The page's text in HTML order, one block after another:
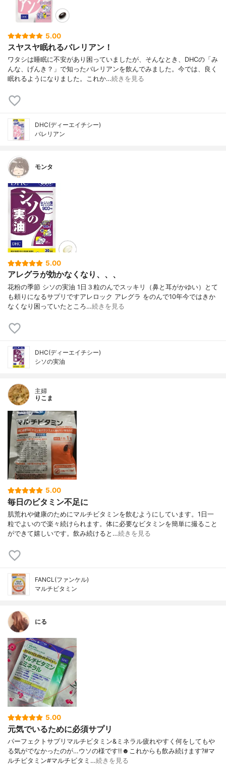
5.00
スヤスヤ眠れるバレリアン！
ワタシは睡眠に不安があり困っていましたが、そんなとき、DHCの「み
んな、げんき？」で知ったバレリアンを飲んでみました。今では、良く
眠れるようになりました。これか…続きを見る
DHC(ディーエイチシー)
バレリアン
モンタ
5.00
アレグラが効かなくなり、、、
花粉の季節 シソの実油 1日３粒のんでスッキリ（鼻と耳がかゆい）とて
も頼りになるサプリですアレロック アレグラ をのんで10年今ではきか
なくなり困っていたところ…続きを見る
DHC(ディーエイチシー)
シソの実油
主婦
りこま
5.00
毎日のビタミン不足に
肌荒れや健康のためにマルチビタミンを飲むようにしています。1日一
粒でよいので楽々続けられます。体に必要なビタミンを簡単に撮ること
ができて嬉しいです。飲み続けると…続きを見る
FANCL(ファンケル)
マルチビタミン
にる
5.00
元気でいるために必須サプリ
パーフェクトサプリマルチビタミン&ミネラル疲れやすく何をしてもや
る気がでなかったのが…ウソの様です!!☻︎これからも飲み続けます?#マ
ルチビタミン#マルチビタミ…続きを見る